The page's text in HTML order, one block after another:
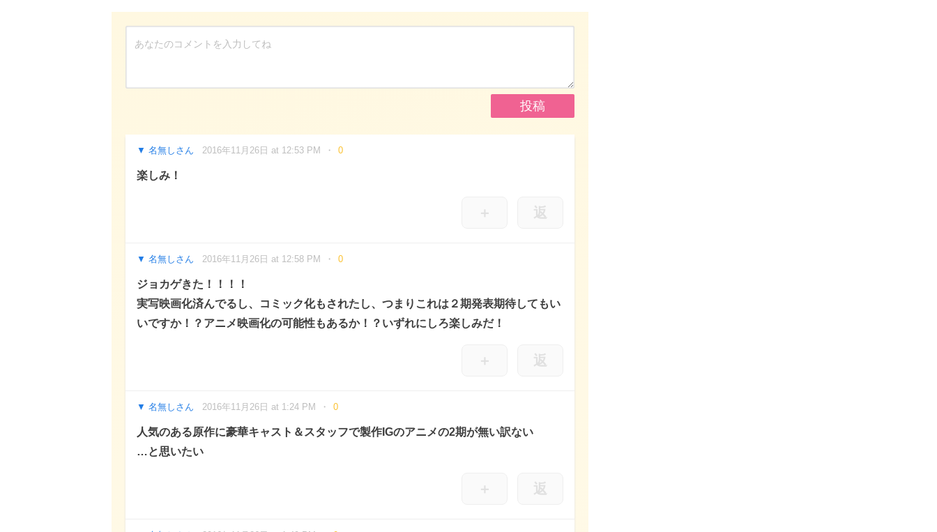
名無しさん 2016年11月26日 at 12:53 PM 0
楽しみ！
＋ 返
名無しさん 2016年11月26日 at 12:58 PM 0
ジョカゲきた！！！！
実写映画化済んでるし、コミック化もされたし、つまりこれは２期発表期待してもい
いですか！？アニメ映画化の可能性もあるか！？いずれにしろ楽しみだ！
＋ 返
名無しさん 2016年11月26日 at 1:24 PM 0
人気のある原作に豪華キャスト＆スタッフで製作IGのアニメの2期が無い訳ない
…と思いたい
＋ 返